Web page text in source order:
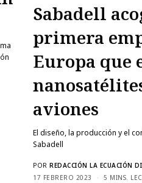
Sabadell
primera
Europa que
aviones
El diseño, la producción y el
Sabadell
POR REDACCIÓN LA ECUACIÓN
17 FEBRERO 2023
5 MINS.